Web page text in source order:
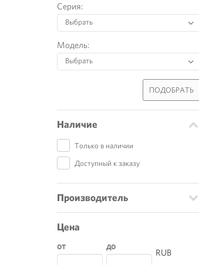
Серия:
Выбрать
Модель:
Выбрать
ПОДОБРАТЬ
Наличие
Только в наличии
Доступный к заказу
Производитель
Цена
от до
RUB